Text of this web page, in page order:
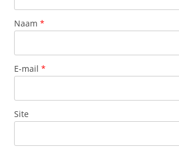
Naam *
E-mail *
Site